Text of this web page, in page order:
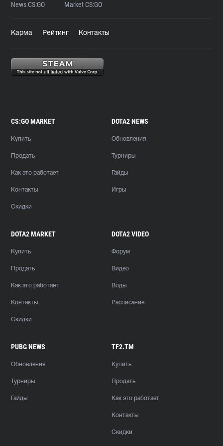
News CS:GO Market CS:GO
Карма Рейтинг Контакты
CS:GO MARKET
Купить
Продать
Как это работает
Контакты
Скидки
DOTA2 NEWS
Обновления
Турниры
Гайды
Игры
DOTA2 MARKET
Купить
Продать
Как это работает
Контакты
Скидки
DOTA2 VIDEO
Форум
Видео
Воды
Расписание
PUBG NEWS
Обновления
Турниры
Гайды
TF2.TM
Купить
Продать
Как это работает
Контакты
Скидки